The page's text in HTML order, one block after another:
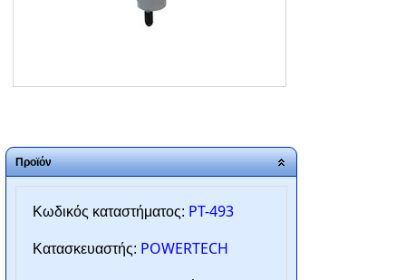
Προϊόν
Κωδικός καταστήματος: PT-493
Κατασκευαστής: POWERTECH